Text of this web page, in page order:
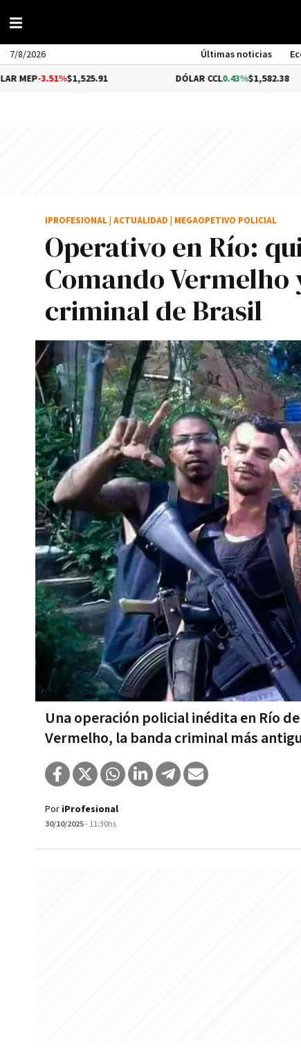
7/8/2026 Últimas noticias
$1,525.91 0.43%$1,582.38
Operativo en Río:
Comando
criminal de Brasil
Una operación policial inédita en Río
Vermelho, la banda criminal más
IPROFESIONAL ACTUALIDAD MEGAOPETIVO POLICIAL
Por iProfesional
30/10/2025- 11:30hs